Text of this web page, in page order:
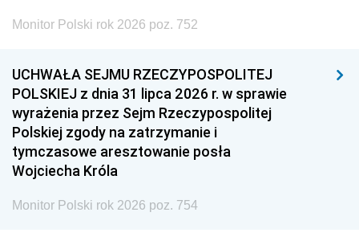
Monitor Polski rok 2026 poz. 752
UCHWAŁA SEJMU RZECZYPOSPOLITEJ
POLSKIEJ z dnia 31 lipca 2026 r. w sprawie
wyrażenia przez Sejm Rzeczypospolitej
Polskiej zgody na zatrzymanie i
tymczasowe aresztowanie posła
Wojciecha Króla
Monitor Polski rok 2026 poz. 754